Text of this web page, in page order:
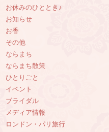
お休みのひととき♪
お知らせ
お香
その他
ならまち
ならまち散策
ひとりごと
イベント
ブライダル
メディア情報
ロンドン・パリ旅行